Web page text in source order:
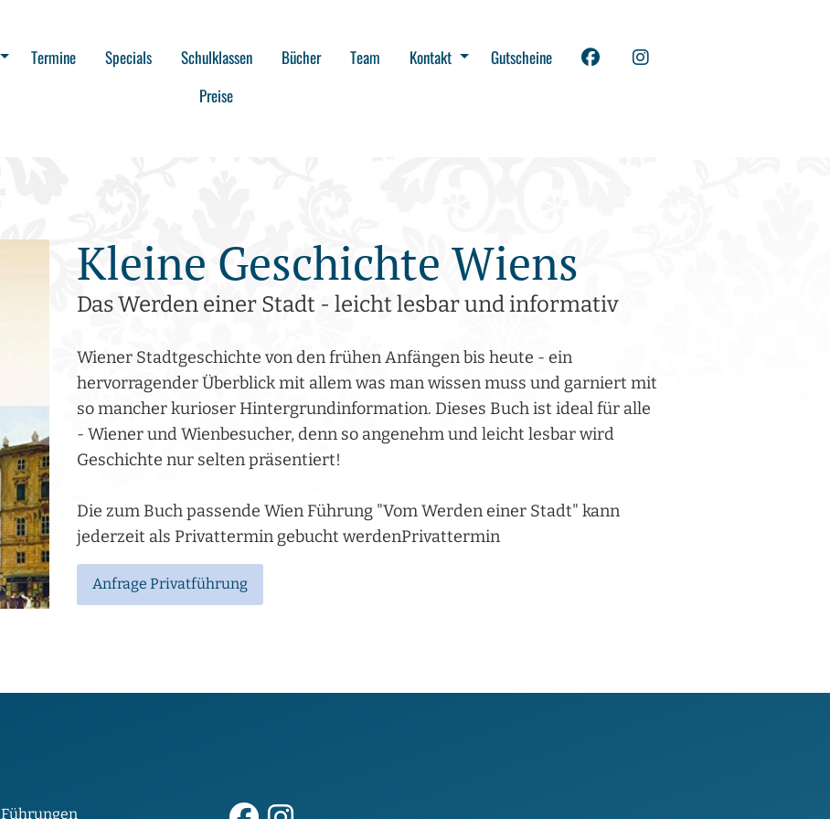
Termine Specials Schulklassen Bücher Team Kontakt
Gutscheine
Preise
Kleine Geschichte Wiens
Das Werden einer Stadt - leicht lesbar und informativ
Wiener Stadtgeschichte von den frühen Anfängen bis heute - ein
hervorragender Überblick mit allem was man wissen muss und garniert mit
so mancher kurioser Hintergrundinformation. Dieses Buch ist ideal für alle
- Wiener und Wienbesucher, denn so angenehm und leicht lesbar wird
Geschichte nur selten präsentiert!
Die zum Buch passende Wien Führung "Vom Werden einer Stadt" kann
jederzeit als Privattermin gebucht werdenPrivattermin
Anfrage Privatführung
Führungen